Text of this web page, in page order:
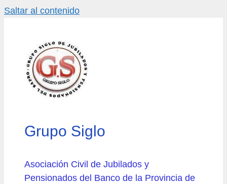
Saltar al contenido
Grupo Siglo
Asociación Civil de Jubilados y
Pensionados del Banco de la Provincia de